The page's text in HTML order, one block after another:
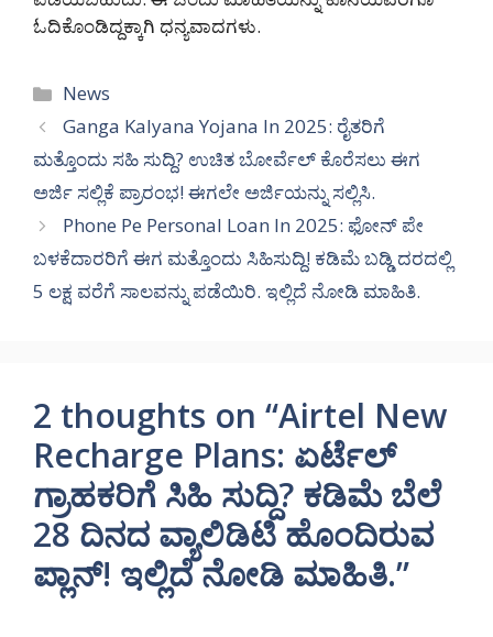
ಓದಿಕೊಂಡಿದ್ದಕ್ಕಾಗಿ ಧನ್ಯವಾದಗಳು.
Categories
News
Ganga Kalyana Yojana In 2025: ರೈತರಿಗೆ
ಮತ್ತೊಂದು ಸಹಿ ಸುದ್ದಿ? ಉಚಿತ ಬೋರ್ವೆಲ್ ಕೊರೆಸಲು ಈಗ
ಅರ್ಜಿ ಸಲ್ಲಿಕೆ ಪ್ರಾರಂಭ! ಈಗಲೇ ಅರ್ಜಿಯನ್ನು ಸಲ್ಲಿಸಿ.
Phone Pe Personal Loan In 2025: ಫೋನ್ ಪೇ
ಬಳಕೆದಾರರಿಗೆ ಈಗ ಮತ್ತೊಂದು ಸಿಹಿಸುದ್ದಿ! ಕಡಿಮೆ ಬಡ್ಡಿ ದರದಲ್ಲಿ
5 ಲಕ್ಷ ವರೆಗೆ ಸಾಲವನ್ನು ಪಡೆಯಿರಿ. ಇಲ್ಲಿದೆ ನೋಡಿ ಮಾಹಿತಿ.
2 thoughts on “Airtel New
Recharge Plans: ಏರ್ಟೆಲ್
ಗ್ರಾಹಕರಿಗೆ ಸಿಹಿ ಸುದ್ದಿ? ಕಡಿಮೆ ಬೆಲೆ
28 ದಿನದ ವ್ಯಾಲಿಡಿಟಿ ಹೊಂದಿರುವ
ಪ್ಲಾನ್! ಇಲ್ಲಿದೆ ನೋಡಿ ಮಾಹಿತಿ.”